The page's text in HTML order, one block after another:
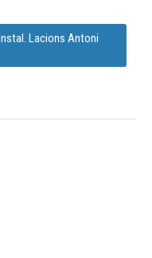
Lacions Antoni